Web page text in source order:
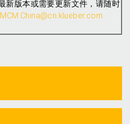
新版本或需要更新文件，请随时
MCM.China@cn.klueber.com